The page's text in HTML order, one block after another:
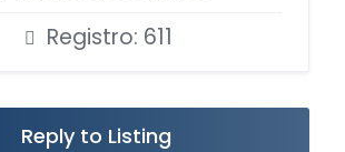
Registro: 611
Reply to Listing